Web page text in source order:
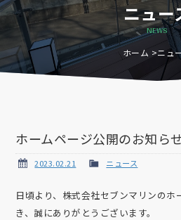
ニュー
NEWS
ホーム ニュ
ホームページ公開のお知ら
2023.02.21 ニュース
日頃より、株式会社セブンマリンのホ
き、誠にありがとうございます。